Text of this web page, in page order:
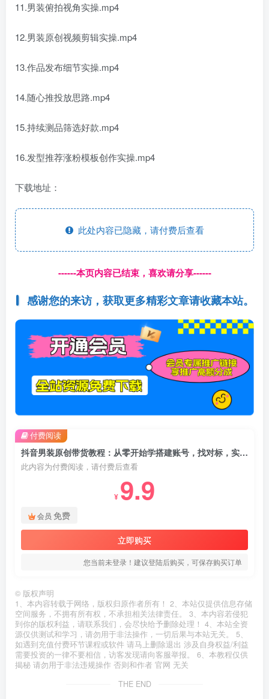
11.男装俯拍视角实操.mp4
12.男装原创视频剪辑实操.mp4
13.作品发布细节实操.mp4
14.随心推投放思路.mp4
15.持续测品筛选好款.mp4
16.发型推荐涨粉模板创作实操.mp4
下载地址：
此处内容已隐藏，请付费后查看
------本页内容已结束，喜欢请分享------
感谢您的来访，获取更多精彩文章请收藏本站。
抖音男装原创带货教程：从零开始学搭建账号，找对标，实现涨粉变现
此内容为付费阅读，请付费后查看
¥ 9.9
会员 免费
立即购买
您当前未登录！建议登陆后购买，可保存购买订单
付费阅读
© 版权声明
1、本内容转载于网络，版权归原作者所有！ 2、本站仅提供信息存储
空间服务，不拥有所有权，不承担相关法律责任。 3、本内容若侵犯
到你的版权利益，请联系我们，会尽快给予删除处理！ 4、本站全资
源仅供测试和学习，请勿用于非法操作，一切后果与本站无关。 5、
如遇到充值付费环节课程或软件 请马上删除退出 涉及自身权益/利益
需要投资的一律不要相信，访客发现请向客服举报。 6、本教程仅供
揭秘 请勿用于非法违规操作 否则和作者 官网 无关
THE END